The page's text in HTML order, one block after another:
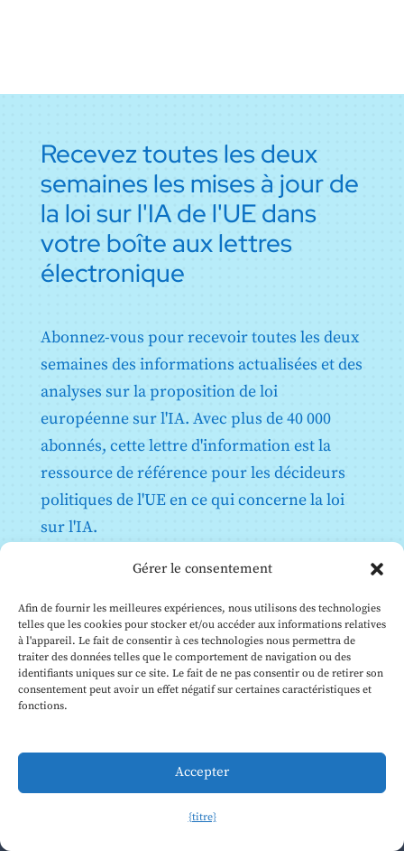
Gérer le consentement
Afin de fournir les meilleures expériences, nous utilisons des technologies
telles que les cookies pour stocker et/ou accéder aux informations relatives
à l'appareil. Le fait de consentir à ces technologies nous permettra de
traiter des données telles que le comportement de navigation ou des
identifiants uniques sur ce site. Le fait de ne pas consentir ou de retirer son
consentement peut avoir un effet négatif sur certaines caractéristiques et
fonctions.
Accepter
{titre}
Recevez toutes les deux
semaines les mises à jour de
la loi sur l'IA de l'UE dans
votre boîte aux lettres
électronique
Abonnez-vous pour recevoir toutes les deux
semaines des informations actualisées et des
analyses sur la proposition de loi
européenne sur l'IA. Avec plus de 40 000
abonnés, cette lettre d'information est la
ressource de référence pour les décideurs
politiques de l'UE en ce qui concerne la loi
sur l'IA.